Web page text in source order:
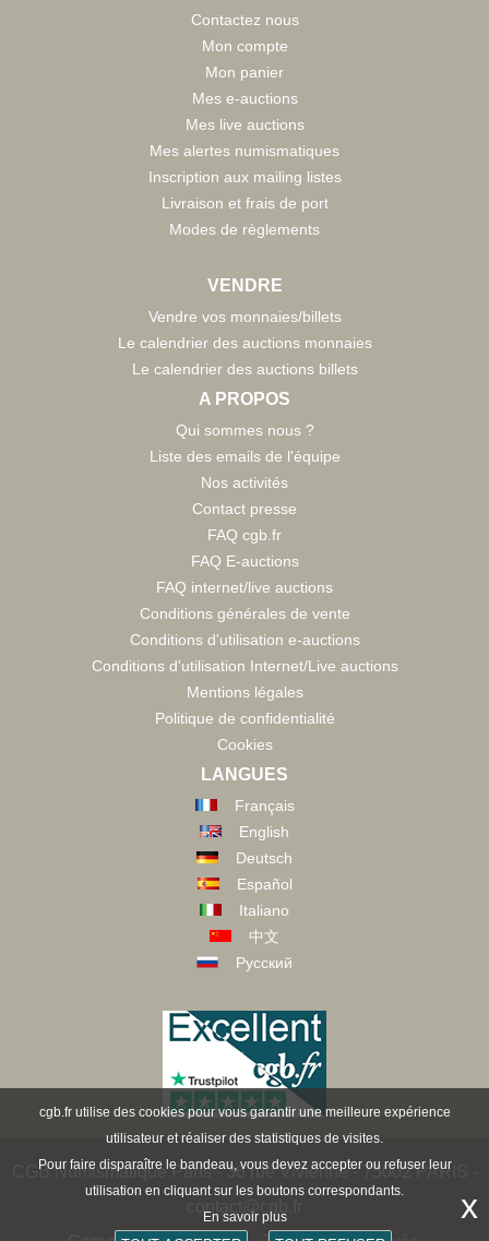
Contactez nous
Mon compte
Mon panier
Mes e-auctions
Mes live auctions
Mes alertes numismatiques
Inscription aux mailing listes
Livraison et frais de port
Modes de règlements
VENDRE
Vendre vos monnaies/billets
Le calendrier des auctions monnaies
Le calendrier des auctions billets
A PROPOS
Qui sommes nous ?
Liste des emails de l'équipe
Nos activités
Contact presse
FAQ cgb.fr
FAQ E-auctions
FAQ internet/live auctions
Conditions générales de vente
Conditions d'utilisation e-auctions
Conditions d'utilisation Internet/Live auctions
Mentions légales
Politique de confidentialité
Cookies
LANGUES
Français
English
Deutsch
Español
Italiano
中文
Русский
CGB Numismatique Paris - 36 rue Vivienne - 75002 PARIS -
cgb.fr utilise des cookies pour vous garantir une meilleure expérience
utilisateur et réaliser des statistiques de visites.
Pour faire disparaître le bandeau, vous devez accepter ou refuser leur
utilisation en cliquant sur les boutons correspondants.
En savoir plus
x